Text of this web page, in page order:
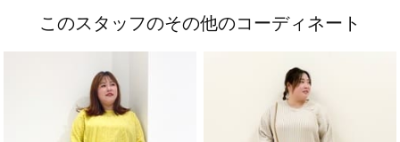
このスタッフのその他のコーディネート